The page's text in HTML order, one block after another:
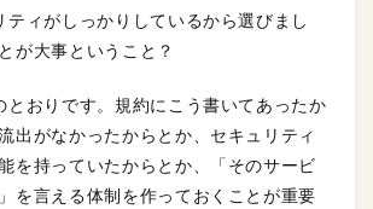
ティがしっかりしているから選びまし
が大事ということ？
とおりです。規約にこう書いてあったか
出がなかったからとか、セキュリティ
を持っていたからとか、「そのサービ
を言える体制を作っておくことが重要